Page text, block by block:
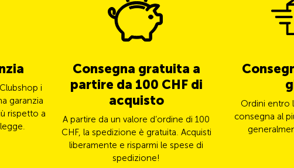
i
garanzia
rispetto a
Consegna gratuita a
partire da 100 CHF di
acquisto
A partire da un valore d’ordine di 100
CHF, la spedizione è gratuita. Acquisti
liberamente e risparmi le spese di
spedizione!
Ordini entro
consegna al